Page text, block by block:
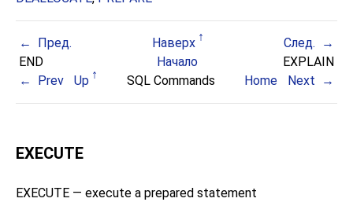
Пред. Наверх
След.
END
Начало
EXPLAIN
Prev
Up SQL Commands Home Next
EXECUTE
EXECUTE — execute a prepared statement